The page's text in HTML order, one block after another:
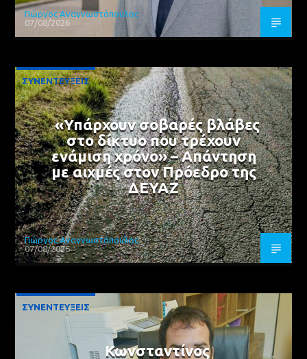
Γιώργος Αναγνωστόπουλος
07/08/2026
ΣΥΝΕΝΤΕΥΞΕΙΣ
«Υπάρχουν σοβαρές βλάβες
στο δίκτυο που τρέχουν
ενάμιση χρόνο» – Απάντηση
με αιχμές στον Πρόεδρο της
ΔΕΥΑΖ
Γιώργος Αναγνωστόπουλος
07/08/2026
ΣΥΝΕΝΤΕΥΞΕΙΣ
Κωνσταντίνος